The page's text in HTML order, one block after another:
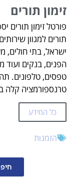
זימון תורים
פורטל זימון תורים
תורים למגוון
ישראל, בתי חולים,
הפנים, בנקים ועוד
טפסים, טלפונים.
טרנספורמציה קלה
כל המידע
הזמנות